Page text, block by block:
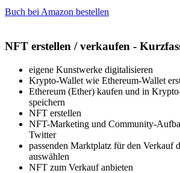
Buch bei Amazon bestellen
NFT erstellen / verkaufen -
eigene Kunstwerke digitalisieren
Krypto-Wallet wie Ethereum-Wallet
Ethereum (Ether) kaufen und in
speichern
NFT erstellen
NFT-Marketing und Community-
Twitter
passenden Marktplatz für den Verkauf
auswählen
NFT zum Verkauf anbieten